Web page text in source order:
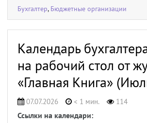
Бухгалтер, Бюджетные организации
Календарь
на рабочий стол от
«Главная Книга»
07.07.2026 < 1 мин. 114
Ссылки на календари: